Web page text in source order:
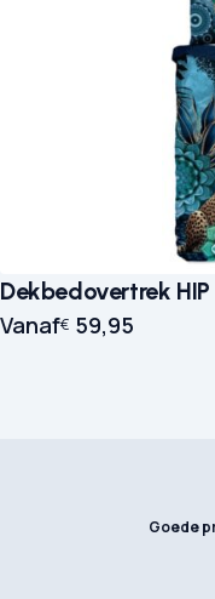
Dekbedovertrek HIP
Vanaf€ 59,95
Goede